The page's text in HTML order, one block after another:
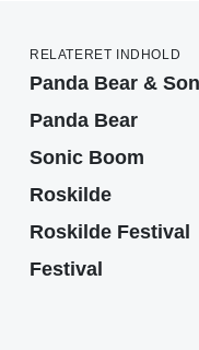
RELATERET INDHOLD
Panda Bear &
Panda Bear
Sonic Boom
Roskilde
Roskilde Festival
Festival